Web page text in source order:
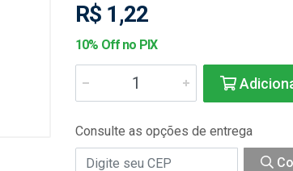
R$ 1,22
10% Off no PIX
Consulte as opções de entrega